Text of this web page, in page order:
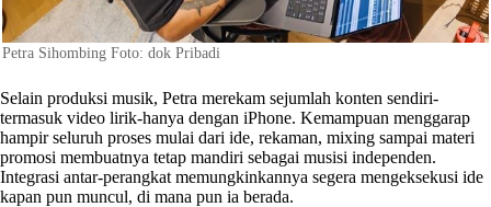
Petra Sihombing Foto: dok Pribadi
Selain produksi musik, Petra merekam sejumlah konten sendiri-
termasuk video lirik-hanya dengan iPhone. Kemampuan menggarap
hampir seluruh proses mulai dari ide, rekaman, mixing sampai materi
promosi membuatnya tetap mandiri sebagai musisi independen.
Integrasi antar-perangkat memungkinkannya segera mengeksekusi ide
kapan pun muncul, di mana pun ia berada.